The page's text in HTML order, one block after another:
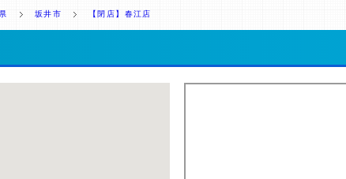
供を行っています。
坂井市 【閉店】春江店